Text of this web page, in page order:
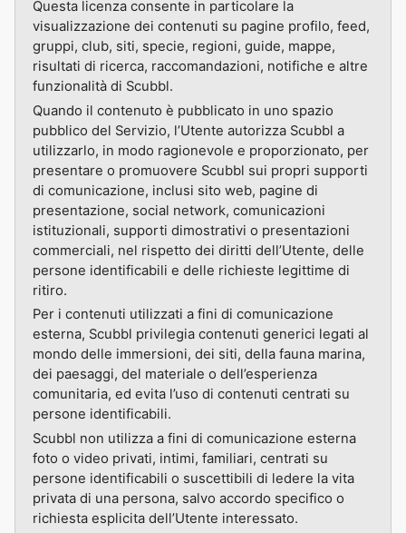
Questa licenza consente in particolare la
visualizzazione dei contenuti su pagine profilo, feed,
gruppi, club, siti, specie, regioni, guide, mappe,
risultati di ricerca, raccomandazioni, notifiche e altre
funzionalità di Scubbl.
Quando il contenuto è pubblicato in uno spazio
pubblico del Servizio, l’Utente autorizza Scubbl a
utilizzarlo, in modo ragionevole e proporzionato, per
presentare o promuovere Scubbl sui propri supporti
di comunicazione, inclusi sito web, pagine di
presentazione, social network, comunicazioni
istituzionali, supporti dimostrativi o presentazioni
commerciali, nel rispetto dei diritti dell’Utente, delle
persone identificabili e delle richieste legittime di
ritiro.
Per i contenuti utilizzati a fini di comunicazione
esterna, Scubbl privilegia contenuti generici legati al
mondo delle immersioni, dei siti, della fauna marina,
dei paesaggi, del materiale o dell’esperienza
comunitaria, ed evita l’uso di contenuti centrati su
persone identificabili.
Scubbl non utilizza a fini di comunicazione esterna
foto o video privati, intimi, familiari, centrati su
persone identificabili o suscettibili di ledere la vita
privata di una persona, salvo accordo specifico o
richiesta esplicita dell’Utente interessato.